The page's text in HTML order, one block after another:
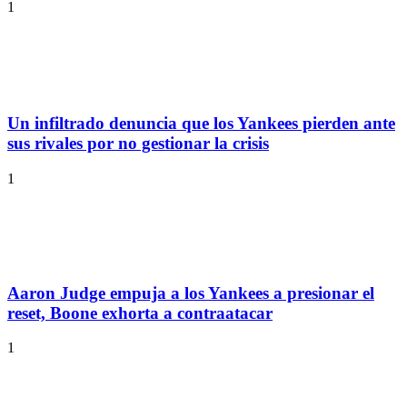
1
Un infiltrado denuncia que los Yankees pierden ante
sus rivales por no gestionar la crisis
1
Aaron Judge empuja a los Yankees a presionar el
reset, Boone exhorta a contraatacar
1